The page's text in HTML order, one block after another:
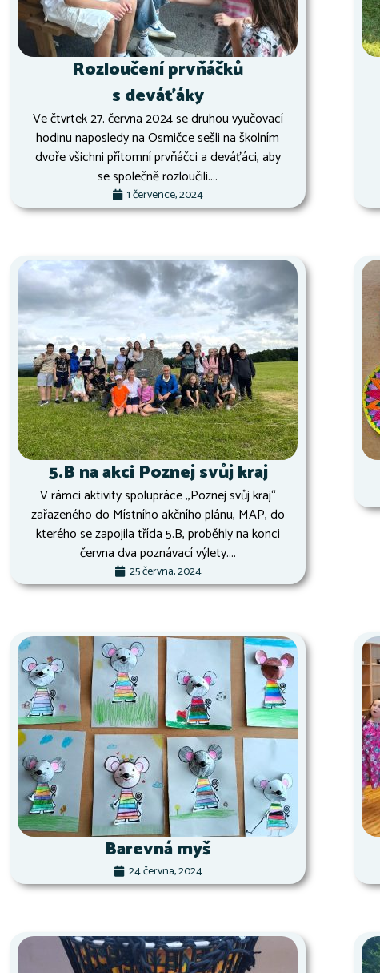
Rozloučení prvňáčků
s deváťáky
Ve čtvrtek 27. června 2024 se druhou vyučovací
hodinu naposledy na Osmičce sešli na školním
dvoře všichni přítomní prvňáčci a deváťáci, aby
se společně rozloučili....
1 července, 2024
5.B na akci Poznej svůj kraj
V rámci aktivity spolupráce ,,Poznej svůj kraj“
zařazeného do Místního akčního plánu, MAP, do
kterého se zapojila třída 5.B, proběhly na konci
června dva poznávací výlety....
25 června, 2024
Barevná myš
24 června, 2024